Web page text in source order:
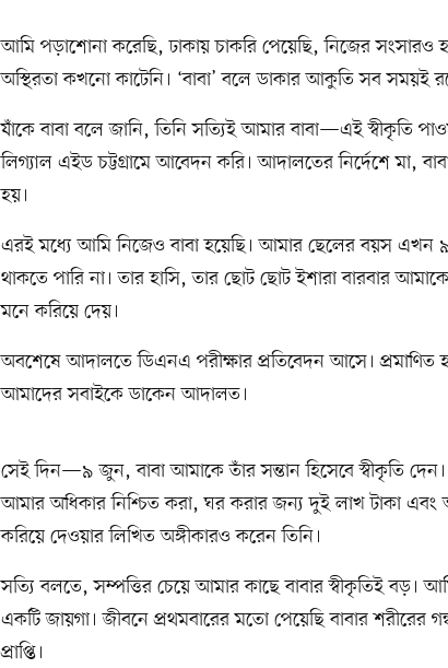
আমি পড়াশোনা করেছি, ঢাকায় চাকরি পেয়েছি, নিজের সংসারও
অস্থিরতা কখনো কাটেনি। ‘বাবা’ বলে ডাকার আকুতি সব সময়ই
যাঁকে বাবা বলে জানি, তিনি সত্যিই আমার বাবা—এই স্বীকৃতি
লিগ্যাল এইড চট্টগ্রামে আবেদন করি। আদালতের নির্দেশে মা,
হয়।
এরই মধ্যে আমি নিজেও বাবা হয়েছি। আমার ছেলের বয়স এখন
থাকতে পারি না। তার হাসি, তার ছোট ছোট ইশারা বারবার
মনে করিয়ে দেয়।
অবশেষে আদালতে ডিএনএ পরীক্ষার প্রতিবেদন আসে।
আমাদের সবাইকে ডাকেন আদালত।
সেই দিন—৯ জুন, বাবা আমাকে তাঁর সন্তান হিসেবে স্বীকৃতি
আমার অধিকার নিশ্চিত করা, ঘর করার জন্য দুই লাখ টাকা এবং
করিয়ে দেওয়ার লিখিত অঙ্গীকারও করেন তিনি।
সত্যি বলতে, সম্পত্তির চেয়ে আমার কাছে বাবার স্বীকৃতিই বড়।
একটি জায়গা। জীবনে প্রথমবারের মতো পেয়েছি বাবার শরীরের
প্রাপ্তি।